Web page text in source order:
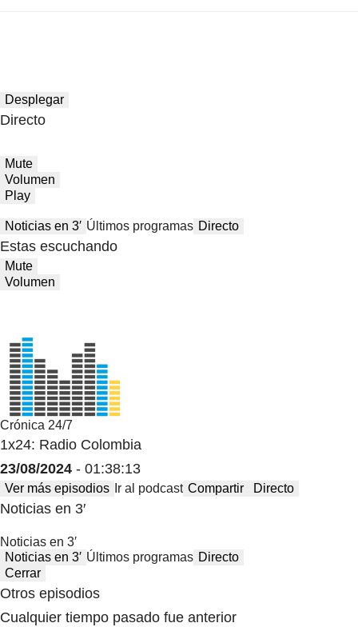
Desplegar
Directo
Mute
Volumen
Play
Noticias en 3′ Últimos programas Directo
Estas escuchando
Mute
Volumen
Crónica 24/7
1x24: Radio Colombia
23/08/2024 - 01:38:13
Ver más episodios Ir al podcast Compartir Directo
Noticias en 3′
Noticias en 3′
Noticias en 3′ Últimos programas Directo
Cerrar
Otros episodios
Cualquier tiempo pasado fue anterior